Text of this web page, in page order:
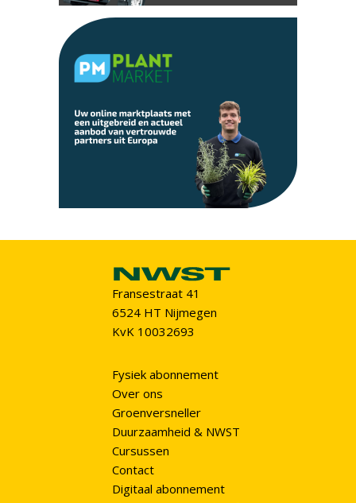
Fransestraat 41
6524 HT Nijmegen
KvK 10032693
Fysiek abonnement
Over ons
Groenversneller
Duurzaamheid & NWST
Cursussen
Contact
Digitaal abonnement